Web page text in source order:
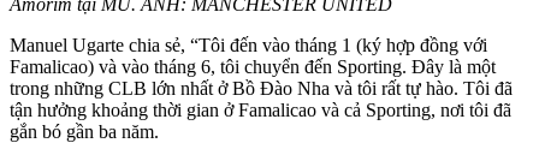
Manuel Ugarte chia sẻ, “Tôi đến vào tháng 1 (ký hợp đồng với
Famalicao) và vào tháng 6, tôi chuyển đến Sporting. Đây là một
trong những CLB lớn nhất ở Bồ Đào Nha và tôi rất tự hào. Tôi đã
tận hưởng khoảng thời gian ở Famalicao và cả Sporting, nơi tôi đã
gắn bó gần ba năm.